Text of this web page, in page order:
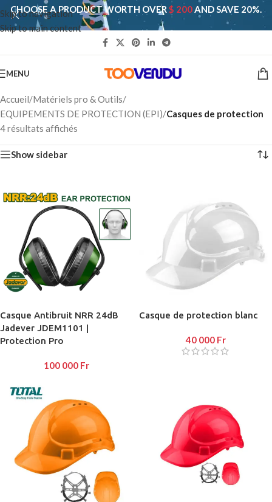
Skip to navigation
Skip to main content
CHOOSE A PRODUCT WORTH OVER$ 200AND SAVE 20%.
MENU
Accueil/Matériels pro & Outils/
EQUIPEMENTS DE PROTECTION (EPI)/Casques de protection
4 résultats affichés
Show sidebar
Casque Antibruit NRR 24dB
Jadever JDEM1101 |
Protection Pro
100 000 Fr
Casque de protection blanc
40 000 Fr